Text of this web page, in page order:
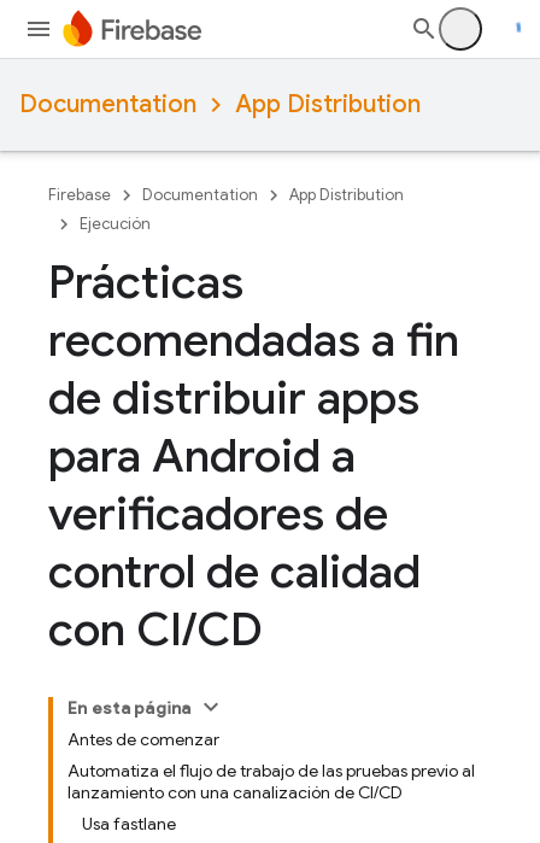
Documentation App Distribution
Firebase Documentation
App Distribution
Ejecución
Prácticas
recomendadas a fin
de distribuir apps
para Android a
verificadores de
control de calidad
con CI/CD
En esta página
Antes de comenzar
Automatiza el flujo de trabajo de las pruebas previo al
lanzamiento con una canalización de CI/CD
Usa fastlane